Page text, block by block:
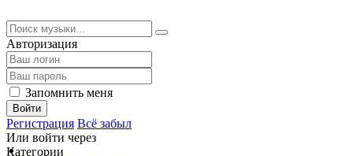
Авторизация
Запомнить меня
Войти
Регистрация Всё забыл
Или войти через
Категории